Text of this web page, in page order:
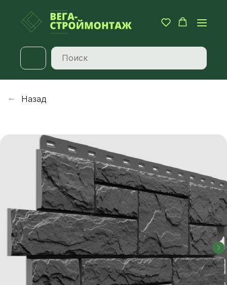
Назад